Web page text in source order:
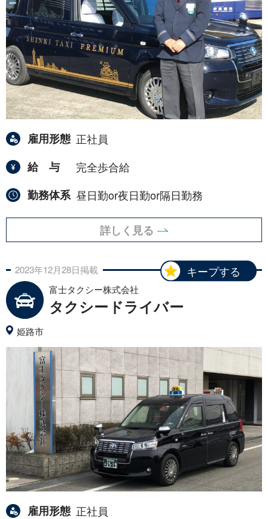
雇用形態 正社員
給与
完全歩合給
勤務体系 昼日勤or夜日勤or隔日勤務
詳しく見る
キープする
2023年12月28日掲載
富士タクシー株式会社
タクシードライバー
姫路市
雇用形態 正社員